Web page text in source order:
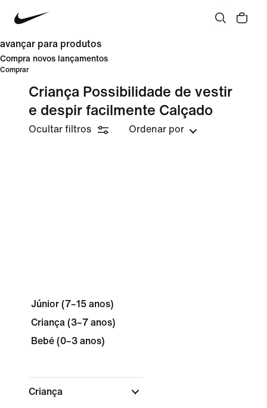
avançar para produtos
Compra novos lançamentos
Comprar
Criança Possibilidade de vestir
e despir facilmente Calçado
Ocultar filtros Ordenar por
Júnior (7–15 anos)
Criança (3–7 anos)
Bebé (0–3 anos)
Criança